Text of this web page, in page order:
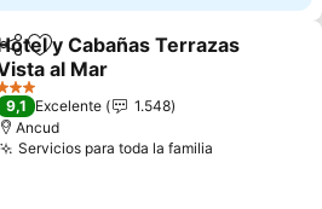
Agregar a favoritos
y Cabañas Terrazas
al Mar
Estrellas
9,1 Excelente
1.548
Ancud
Servicios para toda la familia